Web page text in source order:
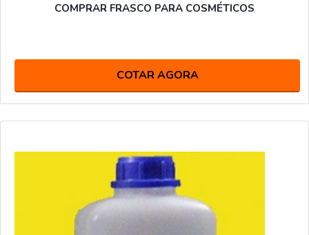
COMPRAR FRASCO PARA COSMÉTICOS
COTAR AGORA